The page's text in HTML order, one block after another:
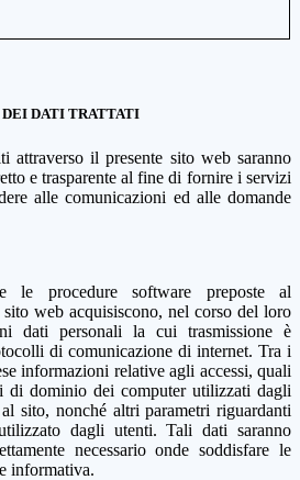
DATI TRATTATI
attraverso il presente sito web saranno
e trasparente al fine di fornire i servizi
alle comunicazioni ed alle domande
le procedure software preposte al
web acquisiscono, nel corso del loro
dati personali la cui trasmissione è
di comunicazione di internet. Tra i
informazioni relative agli accessi, quali
dominio dei computer utilizzati dagli
sito, nonché altri parametri riguardanti
dagli utenti. Tali dati saranno
necessario onde soddisfare le
informativa.